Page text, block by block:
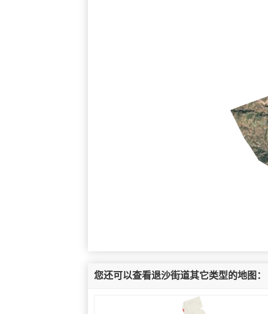
您还可以查看退沙街道其它类型的地图：